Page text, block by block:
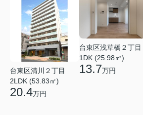
台東区清川２丁目
2LDK (53.83㎡)
20.4万円
台東区浅草橋２丁目
1DK (25.98㎡)
13.7万円